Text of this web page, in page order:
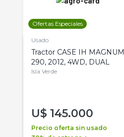
Ofertas Especiales
Usado
Tractor CASE IH MAGNUM
290, 2012, 4WD, DUAL
Isla Verde
U$ 145.000
Precio oferta sin usado